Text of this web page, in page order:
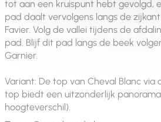
tot aan een kruispunt hebt gevolgd,
pad daalt vervolgens langs de
Favier. Volg de vallei tijdens de
pad. Blijf dit pad langs de beek
Garnier.
Variant: De top van Cheval Blanc via
top biedt een uitzonderlijk panorama
hoogteverschil).